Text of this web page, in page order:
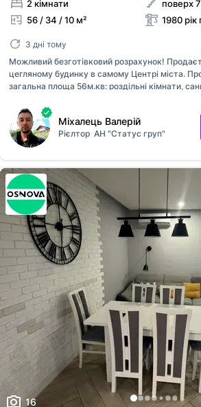
2 кімнати
56 / 34 / 10 м²
поверх
1980 рік
3 дні тому
Можливий безготівковий розрахунок!
цегляному будинку в самому Центрі міста.
загальна площа 56м.кв: роздільні кімнати,
проведений косметичний ремонт: натяжна
ленолеум, ковролін. Вікна металопластикові,
Санвузол облицьований, замінена
державні програми компенсація житла ("є
кредит, постанова 280, 719 і т.д). та інші
виплати. Низьке переоформлення ТОРГ
місцерозташування, розвинува
пішому доступі....
Міхалець Валерій
Рієлтор АН "Статус груп"
16